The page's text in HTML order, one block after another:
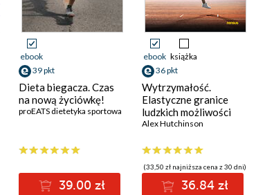
ebook
39 pkt
Dieta biegacza. Czas
na nową życiówkę!
proEATS dietetyka sportowa
39.00 zł
ebook książka
36 pkt
Wytrzymałość.
Elastyczne granice
ludzkich możliwości
Alex Hutchinson
(33,50 zł najniższa cena z 30 dni)
36.84 zł